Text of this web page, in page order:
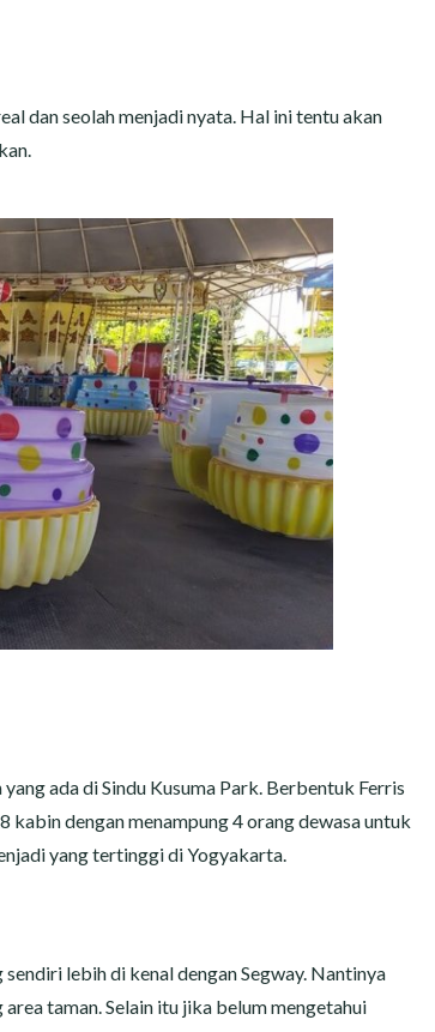
dan seolah menjadi nyata. Hal ini tentu akan
ada di Sindu Kusuma Park. Berbentuk Ferris
dengan menampung 4 orang dewasa untuk
yang tertinggi di Yogyakarta.
lebih di kenal dengan Segway. Nantinya
taman. Selain itu jika belum mengetahui